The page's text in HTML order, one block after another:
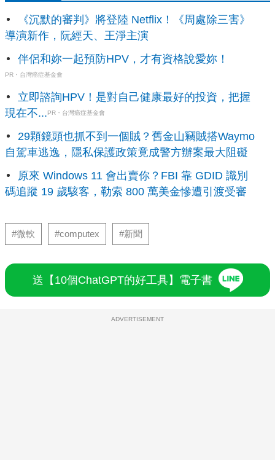
《沉默的審判》將登陸 Netflix！《周處除三害》
導演新作，阮經天、王淨主演
伴侶和妳一起預防HPV，才有資格說愛妳！
PR・台灣癌症基金會
立即諮詢HPV！是對自己健康最好的投資，把握
現在不...PR・台灣癌症基金會
29顆鏡頭也抓不到一個賊？舊金山竊賊搭Waymo
自駕車逃逸，隱私保護政策竟成警方辦案最大阻礙
原來 Windows 11 會出賣你？FBI 靠 GDID 識別
碼追蹤 19 歲駭客，勒索 800 萬美金慘遭引渡受審
#微軟 #computex #新聞
送【10個ChatGPT的好工具】電子書
ADVERTISEMENT